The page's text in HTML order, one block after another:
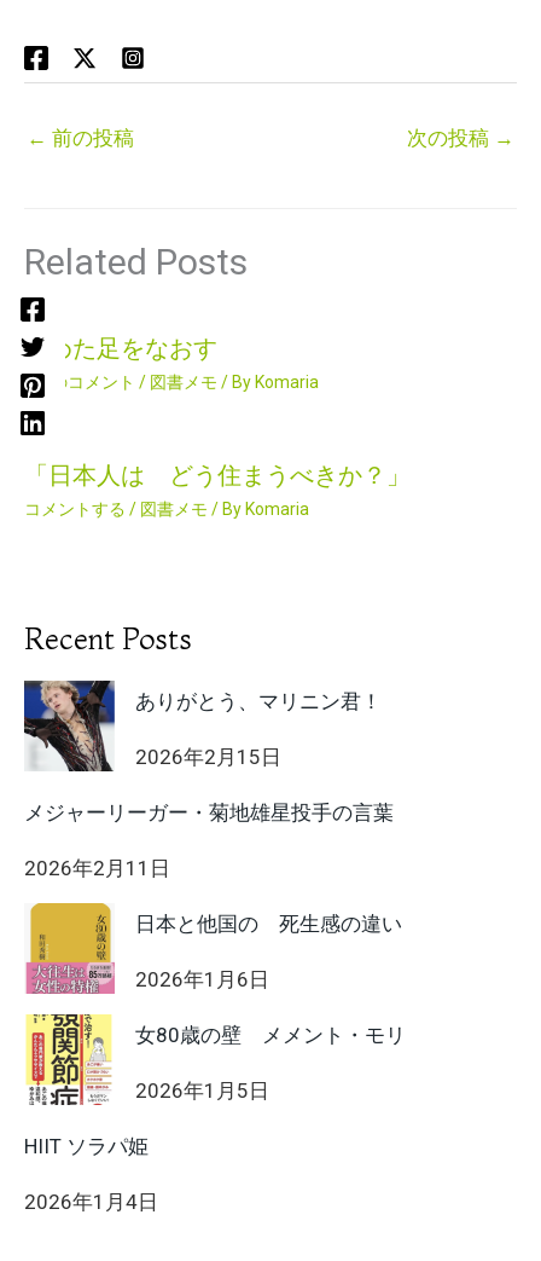
← 前の投稿 次の投稿 →
Related Posts
痛めた足をなおす
2件のコメント / 図書メモ / By Komaria
「日本人は どう住まうべきか？」
コメントする / 図書メモ / By Komaria
Recent Posts
ありがとう、マリニン君！
2026年2月15日
メジャーリーガー・菊地雄星投手の言葉
2026年2月11日
日本と他国の 死生感の違い
2026年1月6日
女80歳の壁 メメント・モリ
2026年1月5日
HIIT ソラパ姫
2026年1月4日